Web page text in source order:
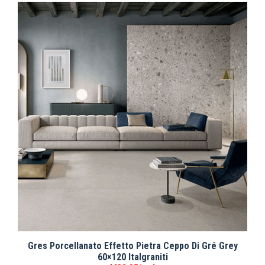
Gres Porcellanato Effetto Pietra Ceppo Di Gré Grey
60×120 Italgraniti